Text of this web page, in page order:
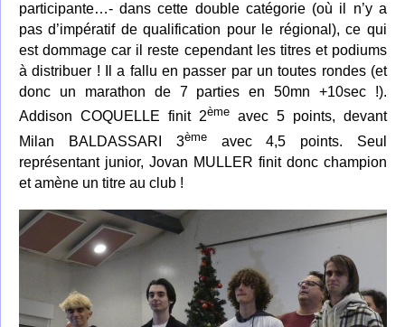
participante…- dans cette double catégorie (où il n’y a
pas d’impératif de qualification pour le régional), ce qui
est dommage car il reste cependant les titres et podiums
à distribuer ! Il a fallu en passer par un toutes rondes (et
donc un marathon de 7 parties en 50mn +10sec !).
Addison COQUELLE finit 2ème avec 5 points, devant
Milan BALDASSARI 3èmeavec 4,5 points. Seul
représentant junior, Jovan MULLER finit donc champion
et amène un titre au club !